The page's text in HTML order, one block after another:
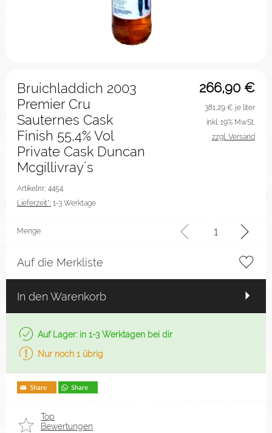
266,90 €
Bruichladdich 2003
Premier Cru
Sauternes Cask
Finish 55,4% Vol
Private Cask Duncan
Mcgillivray´s
Artikelnr.: 4454
Lieferzeit*: 1-3 Werktage
381,29 € je liter
inkl. 19% MwSt.
zzgl. Versand
Menge:
Auf die Merkliste
In den Warenkorb
Auf Lager: in 1-3 Werktagen bei dir
Nur noch 1 übrig
Top
Bewertungen